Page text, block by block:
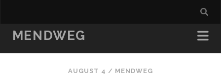
MENDWEG
AUGUST 4 / MENDWEG